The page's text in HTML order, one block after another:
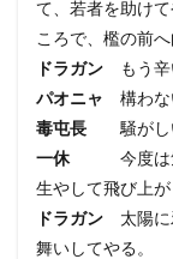
て、若者を助け
ころで、檻の前へ
ドラガン もう辛
パオニャ 構わな
毒屯長 騒がしい
一休今度は気を
生やして飛び上が
ドラガン 太陽に
舞いしてやる。